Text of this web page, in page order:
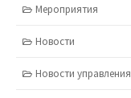
Мероприятия
Новости
Новости управления